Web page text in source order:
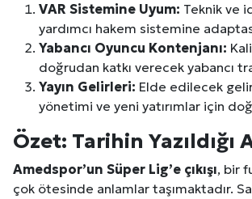
VAR Sistemine Uyum: Teknik ve
yardımcı hakem sistemine
Yabancı Oyuncu Kontenjanı:
doğrudan katkı verecek yabancı
Yayın Gelirleri: Elde edilecek
yönetimi ve yeni yatırımlar için
Özet: Tarihin Yazıldığı
Amedspor’un Süper Lig’e çıkışı, bir
çok ötesinde anlamlar taşımaktadır.